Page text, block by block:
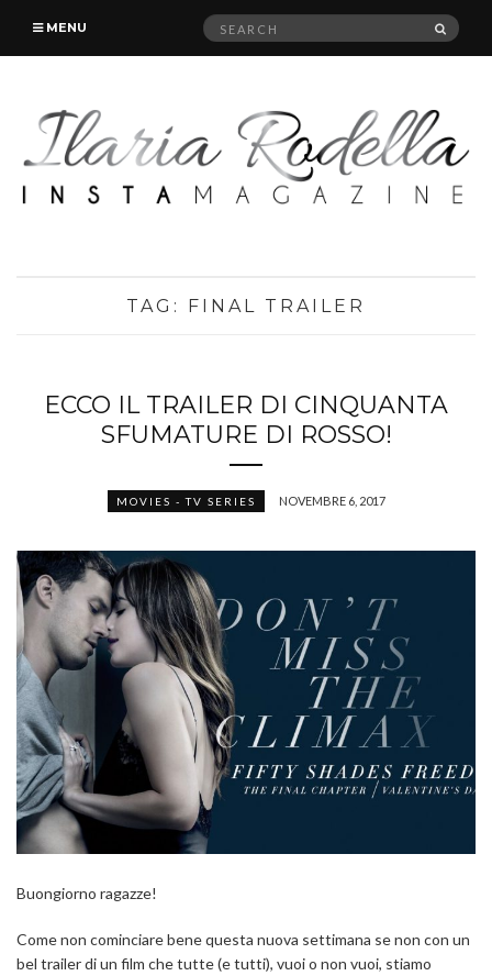
MENU
Search
TAG: FINAL TRAILER
ECCO IL TRAILER DI CINQUANTA
SFUMATURE DI ROSSO!
MOVIES - TV SERIES NOVEMBRE 6, 2017
Buongiorno ragazze!
Come non cominciare bene questa nuova settimana se non con un
bel trailer di un film che tutte (e tutti), vuoi o non vuoi, stiamo